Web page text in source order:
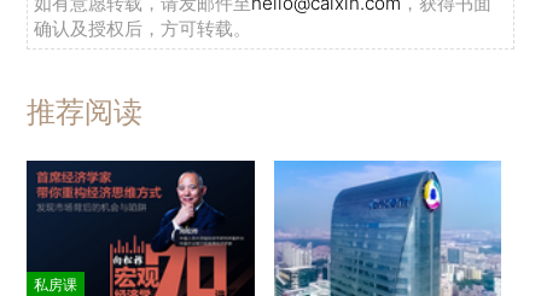
确认及授权后，方可转载。
推荐阅读
私房课